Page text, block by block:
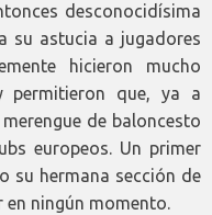
desconocidísima
su astucia a jugadores
hicieron mucho
permitieron que, ya a
de baloncesto
europeos. Un primer
su hermana sección de
en ningún momento.